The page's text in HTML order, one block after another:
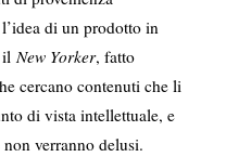
di un prodotto in
ilNew Yorker, fatto
cercano contenuti che li
di vista intellettuale, e
verranno delusi.